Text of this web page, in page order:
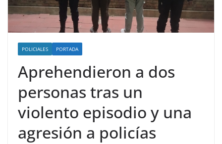
POLICIALES PORTADA
Aprehendieron a dos
personas tras un
violento episodio y una
agresión a policías